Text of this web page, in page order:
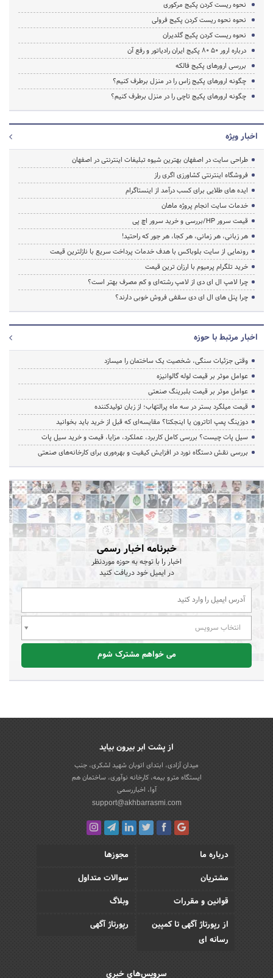
نحوه ریست کردن پکیج مرکوری
نحوه نحوه ریست کردن پکیج فرولی
نحوه ریست کردن پکیج گلدیران
درباره ارور ۵۰ ۸۰ پکیج ایران رادیاتور و رفع آن
بررسی ارورهای پکیج فالکه
چگونه ارورهای پکیج زاس را در منزل برطرف کنیم؟
چگونه ارورهای پکیج تاچی را در منزل برطرف کنیم؟
اخبار ویژه
طراحی سایت در اصفهان بهترین شیوه تبلیغات اینترنتی در اصفهان
فروشگاه اینترنتی کشاورزی اگری راز
ایده های طلایی برای کسب درآمد از اینستاگرام
خدمات سایت انجام پروژه ماهان
قیمت سرور HP/بررسی و خرید سرور اچ پی
هر زبانی، هر زمانی، هر کجا، هر جور که راحتید!
رونمایی از سایت بلوباکس با هدف خدمات پرداخت سریع با نازلترین قیمت
خرید تلگرام پرمیوم با ارزان ترین قیمت
چرا لامپ ال ای دی از لامپ رشته‌ای و کم مصرف بهتر است؟
چرا پنل های ال ای دی سقفی فروش خوبی دارند؟
اخبار مرتبط با حوزه
وقتی جزئیات سنگی، شخصیت یک ساختمان را میسازد
عوامل موثر بر قیمت لوله گالوانیزه
عوامل موثر بر قیمت بلبرینگ صنعتی
قیمت میلگرد بستر در سه ماه پرالتهاب؛ از زبان تولیدکننده
دوزینگ پمپ اتاترون یا اینجکتا؟ مقایسه‌ای که قبل از خرید باید بخوانید
سیل پات چیست؟ بررسی کامل کاربرد، عملکرد، مزایا، قیمت و خرید سیل پات
بررسی نقش دستگاه نورد در افزایش کیفیت و بهره‌وری برای کارخانه‌های صنعتی
خبرنامه اخبار رسمی
اخبار را با توجه به حوزه موردنظر
در ایمیل خود دریافت کنید
انتخاب سرویس
می خواهم مشترک شوم
از پشت ابر بیرون بیاید
میدان آزادی، ابتدای اتوبان شهید لشکری، جنب
ایستگاه مترو بیمه، کارخانه نوآوری، ساختمان هم
آوا، اخباررسمی
support@akhbarrasmi.com
درباره ما
مجوزها
مشتریان
سوالات متداول
قوانین و مقررات
وبلاگ
از رپورتاژ آگهی تا کمپین
رسانه ای
رپورتاژ آگهی
سرویس‌های خبری